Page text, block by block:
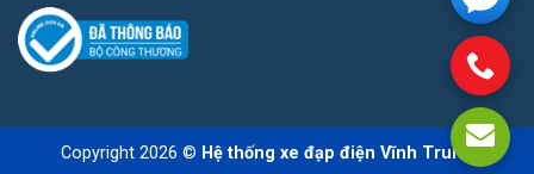
Copyright 2026 © Hệ thống xe đạp điện Vĩnh Trung